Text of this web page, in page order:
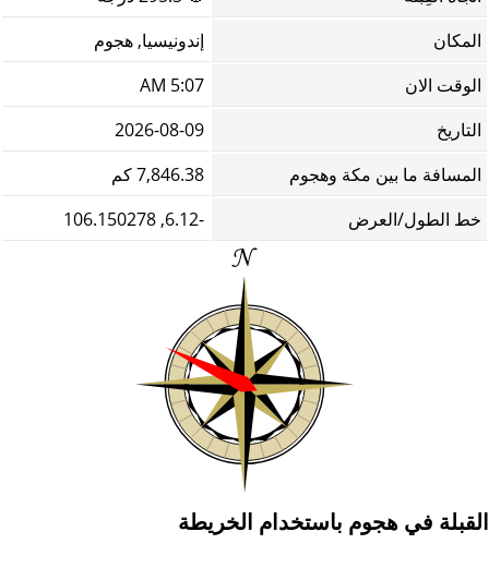
المكان
إندونيسيا, هجوم
الوقت الان
5:07 AM
التاريخ
2026-08-09
المسافة ما بين مكة وهجوم
7,846.38 كم
خط الطول/العرض
-6.12, 106.150278
القبلة في هجوم باستخدام الخريطة